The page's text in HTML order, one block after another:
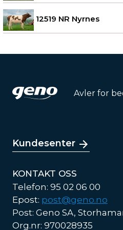
12519 NR Nyrnes
Avler for
Kundesenter
KONTAKT OSS
Telefon: 95 02 06 00
Epost: post@geno.no
Post: Geno SA,
Org.nr: 970028935